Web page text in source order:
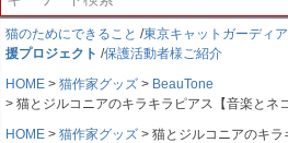
猫のためにできること /東京キャットガーディ
援プロジェクト /保護活動者様ご紹介
HOME
猫作家グッズ
BeauTone
猫とジルコニアのキラキラピアス【音楽とネコ
HOME
猫作家グッズ
猫とジルコニアのキラ